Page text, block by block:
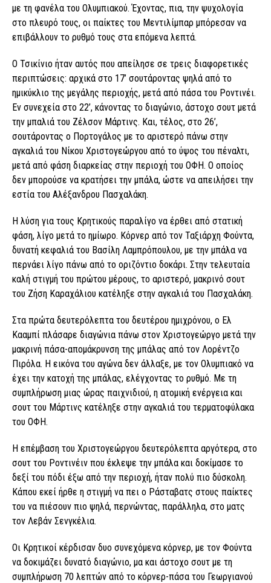
με τη φανέλα του Ολυμπιακού. Έχοντας, πια, την ψυχολογία
στο πλευρό τους, οι παίκτες του Μεντιλίμπαρ μπόρεσαν να
επιβάλλουν το ρυθμό τους στα επόμενα λεπτά.
Ο Τσικίνιο ήταν αυτός που απείλησε σε τρεις διαφορετικές
περιπτώσεις: αρχικά στο 17’ σουτάροντας ψηλά από το
ημικύκλιο της μεγάλης περιοχής, μετά από πάσα του Ροντινέι.
Εν συνεχεία στο 22’, κάνοντας το διαγώνιο, άστοχο σουτ μετά
την μπαλιά του Ζέλσον Μάρτινς. Και, τέλος, στο 26’,
σουτάροντας ο Πορτογάλος με το αριστερό πάνω στην
αγκαλιά του Νίκου Χριστογεώργου από το ύψος του πέναλτι,
μετά από φάση διαρκείας στην περιοχή του ΟΦΗ. Ο οποίος
δεν μπορούσε να κρατήσει την μπάλα, ώστε να απειλήσει την
εστία του Αλέξανδρου Πασχαλάκη.
Η λύση για τους Κρητικούς παραλίγο να έρθει από στατική
φάση, λίγο μετά το ημίωρο. Κόρνερ από τον Ταξιάρχη Φούντα,
δυνατή κεφαλιά του Βασίλη Λαμπρόπουλου, με την μπάλα να
περνάει λίγο πάνω από το οριζόντιο δοκάρι. Στην τελευταία
καλή στιγμή του πρώτου μέρους, το αριστερό, μακρινό σουτ
του Ζήση Καραχάλιου κατέληξε στην αγκαλιά του Πασχαλάκη.
Στα πρώτα δευτερόλεπτα του δευτέρου ημιχρόνου, ο Ελ
Κααμπί πλάσαρε διαγώνια πάνω στον Χριστογεώργο μετά την
μακρινή πάσα-απομάκρυνση της μπάλας από τον Λορέντζο
Πιρόλα. Η εικόνα του αγώνα δεν άλλαξε, με τον Ολυμπιακό να
έχει την κατοχή της μπάλας, ελέγχοντας το ρυθμό. Με τη
συμπλήρωση μιας ώρας παιχνιδιού, η ατομική ενέργεια και
σουτ του Μάρτινς κατέληξε στην αγκαλιά του τερματοφύλακα
του ΟΦΗ.
Η επέμβαση του Χριστογεώργου δευτερόλεπτα αργότερα, στο
σουτ του Ροντινέιν που έκλεψε την μπάλα και δοκίμασε το
δεξί του πόδι έξω από την περιοχή, ήταν πολύ πιο δύσκολη.
Κάπου εκεί ήρθε η στιγμή να πει ο Ράσταβατς στους παίκτες
του να πιέσουν πιο ψηλά, περνώντας, παράλληλα, στο ματς
τον Λεβάν Σενγκέλια.
Οι Κρητικοί κέρδισαν δυο συνεχόμενα κόρνερ, με τον Φούντα
να δοκιμάζει δυνατό διαγώνιο, μα και άστοχο σουτ με τη
συμπλήρωση 70 λεπτών από το κόρνερ-πάσα του Γεωργιανού